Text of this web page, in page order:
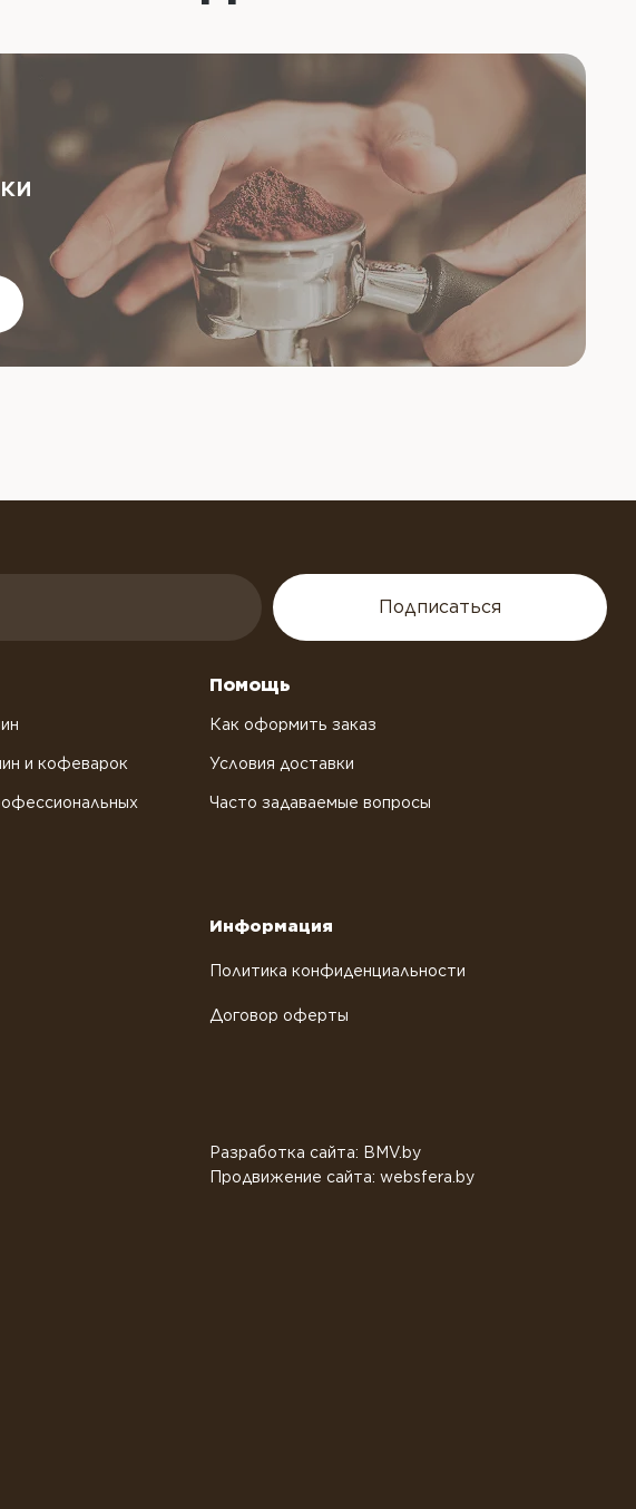
Подписаться
и кофеварок
Помощь
Как оформить заказ
Условия доставки
Часто задаваемые вопросы
Информация
Политика конфиденциальности
Договор оферты
Разработка сайта: BMV.by
Продвижение сайта: websfera.by